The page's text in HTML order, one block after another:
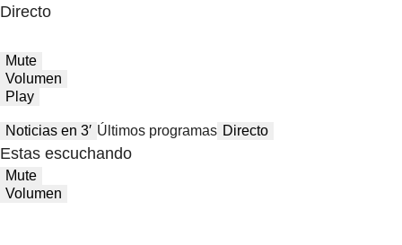
Directo
Mute
Volumen
Play
Noticias en 3′ Últimos programas Directo
Estas escuchando
Mute
Volumen